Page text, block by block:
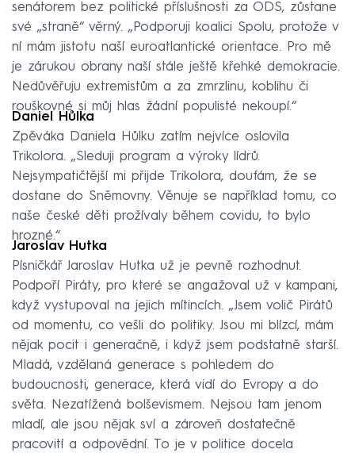
senátorem bez politické příslušnosti za ODS, zůstane
své „straně“ věrný. „Podporuji koalici Spolu, protože v
ní mám jistotu naší euroatlantické orientace. Pro mě
je zárukou obrany naší stále ještě křehké demokracie.
Nedůvěřuju extremistům a za zmrzlinu, koblihu či
rouškovné si můj hlas žádní populisté nekoupí.“
Daniel Hůlka
Zpěváka Daniela Hůlku zatím nejvíce oslovila
Trikolora. „Sleduji program a výroky lídrů.
Nejsympatičtější mi přijde Trikolora, doufám, že se
dostane do Sněmovny. Věnuje se například tomu, co
naše české děti prožívaly během covidu, to bylo
hrozné.“
Jaroslav Hutka
Písničkář Jaroslav Hutka už je pevně rozhodnut.
Podpoří Piráty, pro které se angažoval už v kampani,
když vystupoval na jejich mítincích. „Jsem volič Pirátů
od momentu, co vešli do politiky. Jsou mi blízcí, mám
nějak pocit i generačně, i když jsem podstatně starší.
Mladá, vzdělaná generace s pohledem do
budoucnosti, generace, která vidí do Evropy a do
světa. Nezatížená bolševismem. Nejsou tam jenom
mladí, ale jsou nějak sví a zároveň dostatečně
pracovití a odpovědní. To je v politice docela